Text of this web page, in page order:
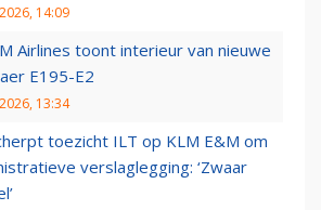
14:09
Airlines toont interieur van nieuwe
E195-E2
13:34
toezicht ILT op KLM E&M om
verslaglegging: ‘Zwaar